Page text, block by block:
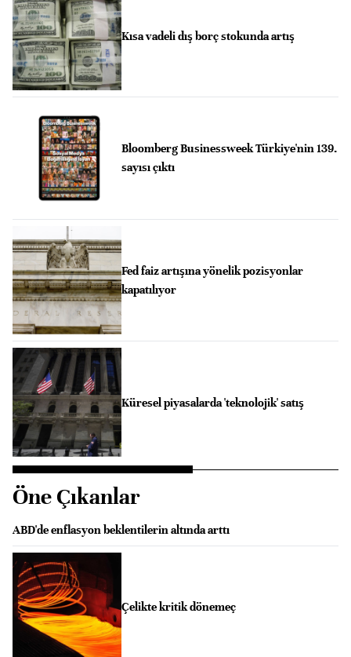
Kısa vadeli dış borç stokunda artış
Bloomberg Businessweek Türkiye'nin 139.
sayısı çıktı
Fed faiz artışına yönelik pozisyonlar
kapatılıyor
Küresel piyasalarda 'teknolojik' satış
Öne Çıkanlar
ABD'de enflasyon beklentilerin altında arttı
Çelikte kritik dönemeç